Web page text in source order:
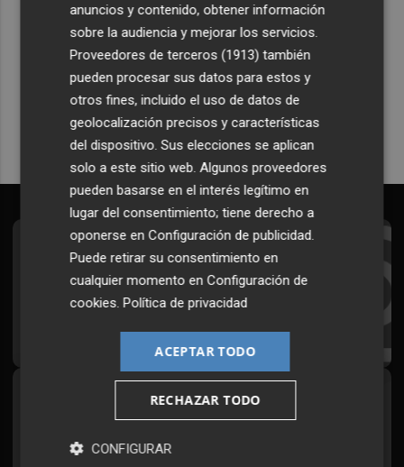
Recibe toda la actualidad de
Plaza Podcast en tu correo
Quiero suscribirme
Suscríbete al Boletín
Todos los días a primera hora en tu email
¡Quiero suscribirme!
Síguenos en redes
anuncios y contenido, obtener información
sobre la audiencia y mejorar los servicios.
Proveedores de terceros (1913) también
pueden procesar sus datos para estos y
otros fines, incluido el uso de datos de
geolocalización precisos y características
del dispositivo. Sus elecciones se aplican
solo a este sitio web. Algunos proveedores
pueden basarse en el interés legítimo en
lugar del consentimiento; tiene derecho a
oponerse enConfiguración de publicidad
Puede retirar su consentimiento en
cualquier momento enConfiguración de
cookies .Política de privacidad
ACEPTAR TODO
RECHAZAR TODO
CONFIGURAR